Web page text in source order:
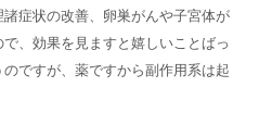
症状の改善、卵巣がんや子宮体が
、効果を見ますと嬉しいことばっ
ですが、薬ですから副作用系は起